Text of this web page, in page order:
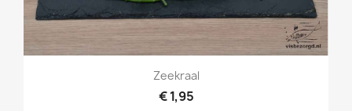
Zeekraal
€ 1,95